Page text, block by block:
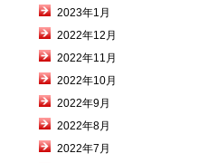
2023年1月
2022年12月
2022年11月
2022年10月
2022年9月
2022年8月
2022年7月